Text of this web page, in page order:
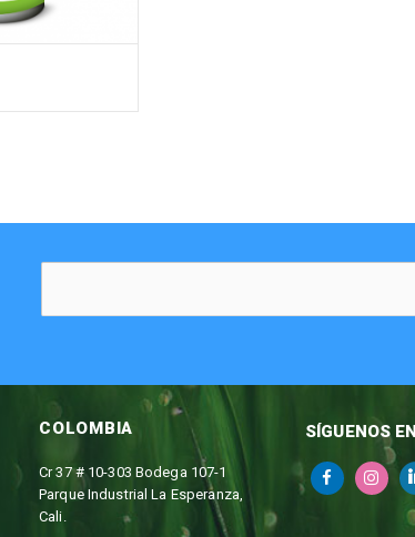
COLOMBIA
Cr 37 # 10-303 Bodega 107-1
Parque Industrial La Esperanza,
Cali.
SÍGUENOS EN